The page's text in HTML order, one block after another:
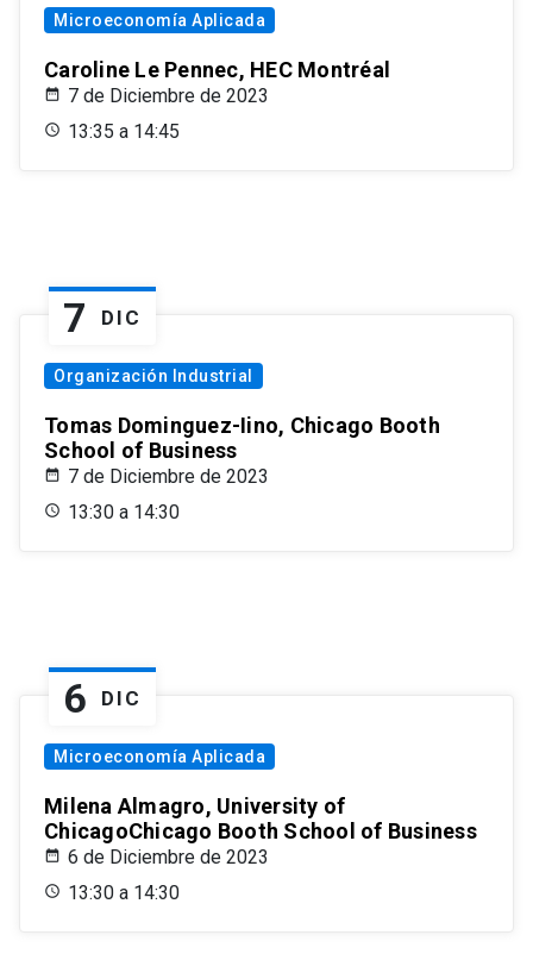
Microeconomía Aplicada
Caroline Le Pennec, HEC Montréal
7 de Diciembre de 2023
13:35 a 14:45
7 DIC
Organización Industrial
Tomas Dominguez-Iino, Chicago Booth
School of Business
7 de Diciembre de 2023
13:30 a 14:30
6 DIC
Microeconomía Aplicada
Milena Almagro, University of
ChicagoChicago Booth School of Business
6 de Diciembre de 2023
13:30 a 14:30